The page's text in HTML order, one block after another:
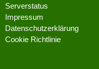
Serverstatus
Impressum
Datenschutzerklärung
Cookie Richtlinie